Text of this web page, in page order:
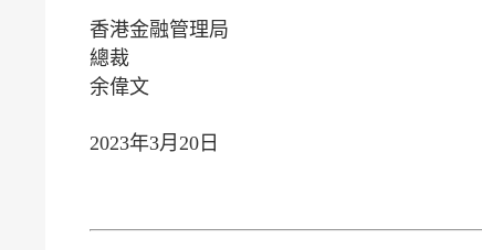
香港金融管理局
總裁
余偉文
2023年3月20日